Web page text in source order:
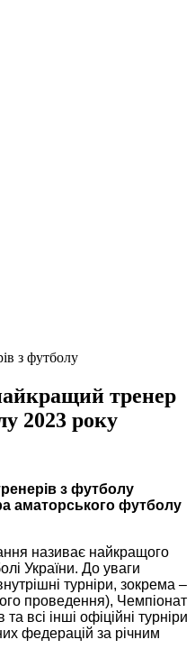
з футболу
тренер
2023 року
з футболу
аматорського футболу
називає найкращого
України. До уваги
турніри, зокрема –
проведення), Чемпіонат
всі інші офіційні турніри
федерацій за річним